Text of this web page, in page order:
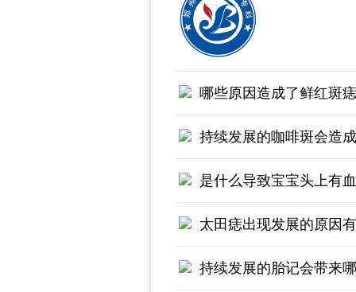
哪些原因造成了鲜红斑
持续发展的咖啡斑会造
是什么导致宝宝头上有
太田痣出现发展的原因
持续发展的胎记会带来